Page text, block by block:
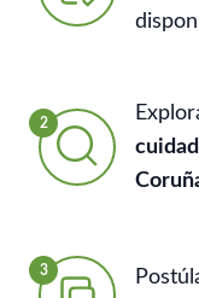
2
3